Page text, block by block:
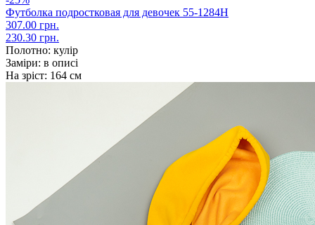
Футболка подростковая для девочек 55-1284Н
307.00 грн.
230.30 грн.
Полотно: кулір
Заміри: в описі
На зріст: 164 см